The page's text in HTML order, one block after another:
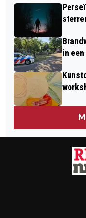
WANT KAN
MISSELIJKHEID
in